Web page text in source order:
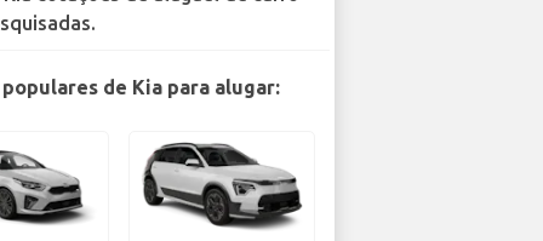
de Kia para alugar: